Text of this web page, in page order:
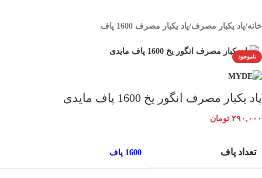
خانه/پاد یکبار مصرف/پاد یکبار مصرف 1600 پاف
ناموجود
پاد یکبار مصرف انگور یخ 1600 پاف مایدی
۲۹۰,۰۰۰ تومان
تعداد پاف 1600 پاف